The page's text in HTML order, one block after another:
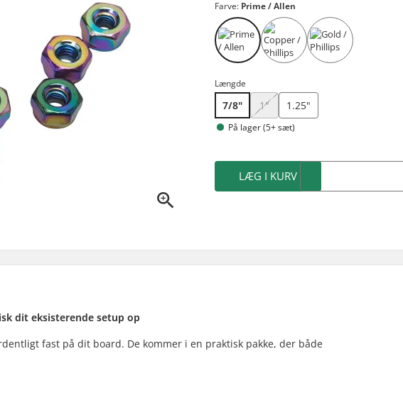
Farve: Prime / Allen
Længde
7/8" 1" 1.25"
På lager (5+ sæt)
LÆG I KURV
dit eksisterende setup op
fast på dit board. De kommer i en praktisk pakke, der både